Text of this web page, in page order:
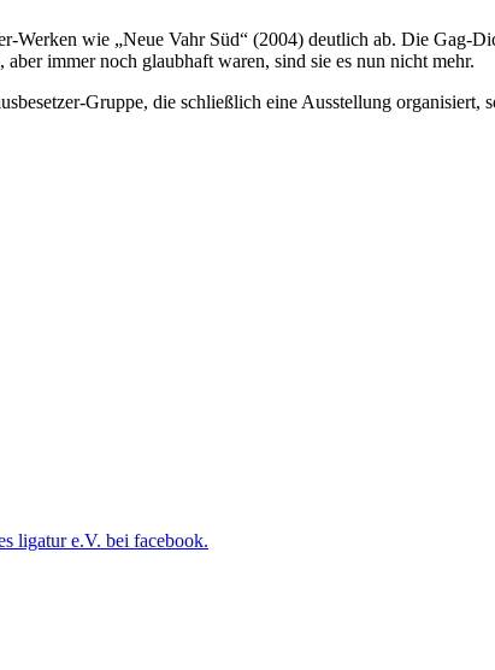
Werken wie „Neue Vahr Süd“ (2004) deutlich ab. Die Gag-
immer noch glaubhaft waren, sind sie es nun nicht mehr.
Gruppe, die schließlich eine Ausstellung organisiert,
ligatur e.V. bei facebook.